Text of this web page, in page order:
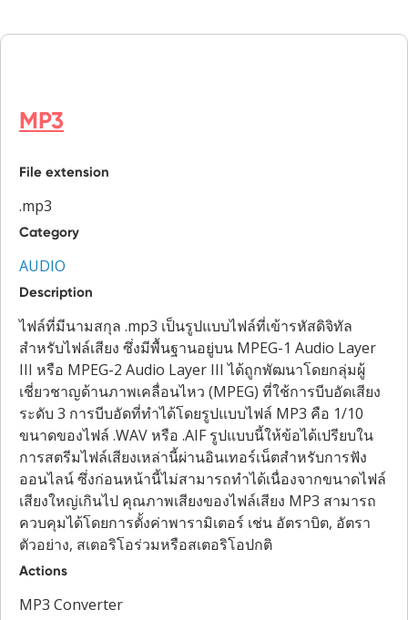
MP3
File extension
.mp3
Category
AUDIO
Description
ไฟล์ที่มีนามสกุล .mp3 เป็นรูปแบบไฟล์ที่เข้ารหัสดิจิทัล
สำหรับไฟล์เสียง ซึ่งมีพื้นฐานอยู่บน MPEG-1 Audio Layer
III หรือ MPEG-2 Audio Layer III ได้ถูกพัฒนาโดยกลุ่มผู้
เชี่ยวชาญด้านภาพเคลื่อนไหว (MPEG) ที่ใช้การบีบอัดเสียง
ระดับ 3 การบีบอัดที่ทำได้โดยรูปแบบไฟล์ MP3 คือ 1/10
ขนาดของไฟล์ .WAV หรือ .AIF รูปแบบนี้ให้ข้อได้เปรียบใน
การสตรีมไฟล์เสียงเหล่านี้ผ่านอินเทอร์เน็ตสำหรับการฟัง
ออนไลน์ ซึ่งก่อนหน้านี้ไม่สามารถทำได้เนื่องจากขนาดไฟล์
เสียงใหญ่เกินไป คุณภาพเสียงของไฟล์เสียง MP3 สามารถ
ควบคุมได้โดยการตั้งค่าพารามิเตอร์ เช่น อัตราบิต, อัตรา
ตัวอย่าง, สเตอริโอร่วมหรือสเตอริโอปกติ
Actions
MP3 Converter